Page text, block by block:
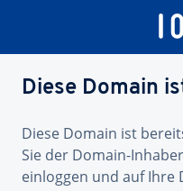
Diese Domain
Diese Domain ist
Sie der Domain-
einloggen und auf Ihre